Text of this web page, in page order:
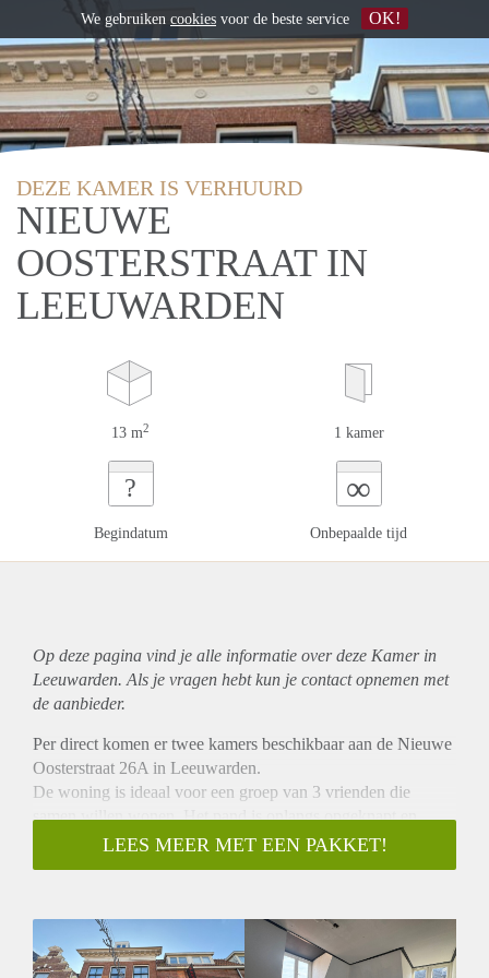
DEZE KAMER IS VERHUURD
NIEUWE
OOSTERSTRAAT IN
LEEUWARDEN
13 m2 1 kamer
?
Begindatum
∞
Onbepaalde tijd
Op deze pagina vind je alle informatie over deze Kamer in
Leeuwarden. Als je vragen hebt kun je contact opnemen met
de aanbieder.
Per direct komen er twee kamers beschikbaar aan de Nieuwe
Oosterstraat 26A in Leeuwarden.
De woning is ideaal voor een groep van 3 vrienden die
samen willen wonen. Het pand is onlangs opgeknapt en
wordt binnenkort voorzien van een gloednieuwe keuken.
Locatie:
stadscentrum. In de directe omgeving vind je supermarkten,
eetgelegenheden, bushaltes en andere dagelijks
LEES MEER MET EEN PAKKET!
We gebruiken cookies voor de beste service OK!